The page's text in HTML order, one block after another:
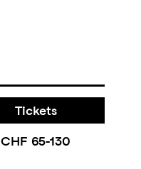
Tickets
CHF 65-130